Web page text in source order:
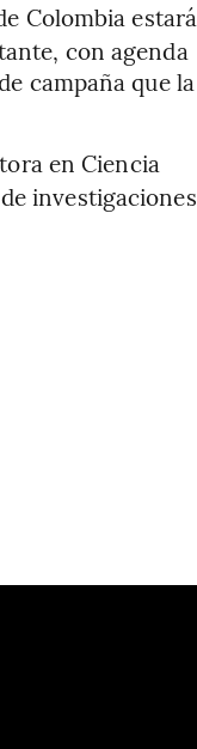
Colombia estará
con agenda
campaña que la
en Ciencia
investigaciones